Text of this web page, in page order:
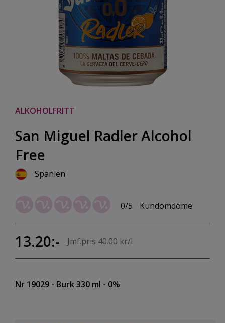
ALKOHOLFRITT
San Miguel Radler Alcohol
Free
Spanien
0/5 Kundomdöme
13.20:- Jmf.pris 40.00 kr/l
Nr 19029 - Burk 330 ml - 0%